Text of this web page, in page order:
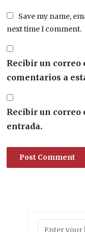
Save my name,
next time I comment.
Recibir un
comentarios a
Recibir un correo
entrada.